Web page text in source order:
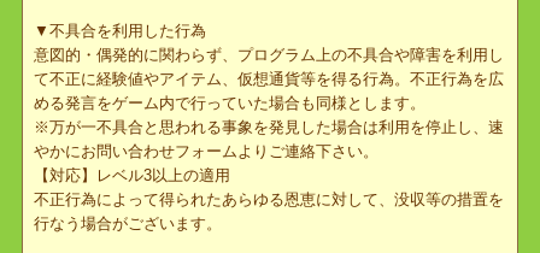
な内容の場合は同様とします。
【対応】該当するキャラクターをご自身で削除していただきます。
一定期間後、削除が確認されない場合はレベル1以上のペナルティ
を適用し、該当キャラクターの名前を変更する措置を行います。
▼なりすまし行為
第三者を装い、暴言またはそれに準ずる行為を行い他者の品位を落
とす行為。